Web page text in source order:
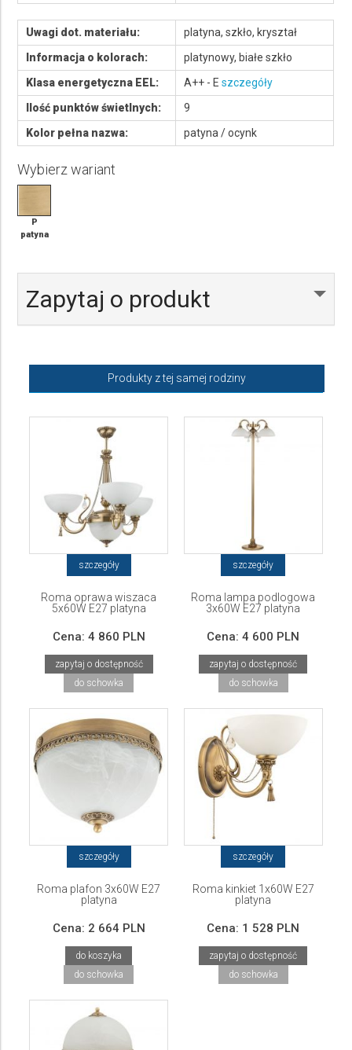
Uwagi dot. materiału:
platyna, szkło, kryształ
Informacja o kolorach:
platynowy, białe szkło
Klasa energetyczna EEL:
A++ - Eszczegóły
Ilość punktów świetlnych:
9
Kolor pełna nazwa:
patyna / ocynk
Wybierz wariant
P
patyna
Zapytaj o produkt
Produkty z tej samej rodziny
szczegóły
Roma oprawa wiszaca
5x60W E27 platyna
Cena: 4 860 PLN
zapytaj o dostępność
do schowka
szczegóły
Roma lampa podlogowa
3x60W E27 platyna
Cena:4 600 PLN
zapytaj o dostępność
do schowka
szczegóły
Roma plafon 3x60W E27
platyna
Cena: 2 664 PLN
do koszyka
do schowka
szczegóły
Roma kinkiet 1x60W E27
platyna
Cena: 1 528 PLN
zapytaj o dostępność
do schowka